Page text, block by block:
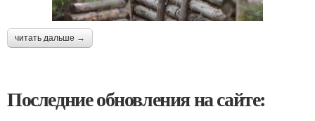
читать дальше →
Последние обновления на сайте: